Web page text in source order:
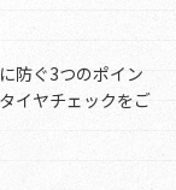
防ぐ3つのポイン
イヤチェックをご